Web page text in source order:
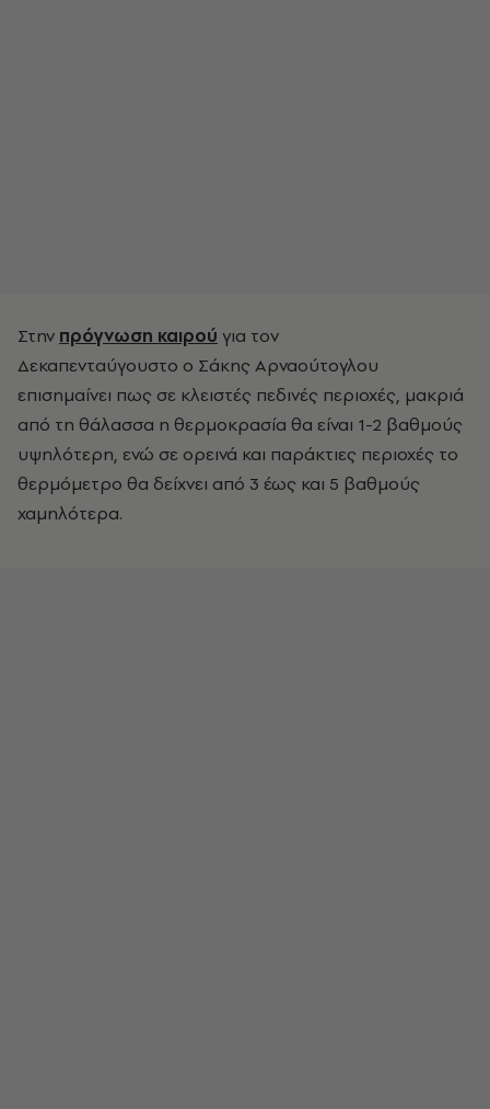
Στην πρόγνωση καιρού για τον
Δεκαπενταύγουστο ο Σάκης Αρναούτογλου
επισημαίνει πως σε κλειστές πεδινές περιοχές, μακριά
από τη θάλασσα η θερμοκρασία θα είναι 1-2 βαθμούς
υψηλότερη, ενώ σε ορεινά και παράκτιες περιοχές το
θερμόμετρο θα δείχνει από 3 έως και 5 βαθμούς
χαμηλότερα.